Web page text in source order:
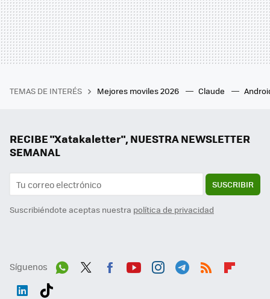
TEMAS DE INTERÉS Mejores moviles 2026 Claude
RECIBE "Xatakaletter", NUESTRA NEWSLETTER
SEMANAL
SUSCRIBIR
Suscribiéndote aceptas nuestra política de privacidad
Síguenos